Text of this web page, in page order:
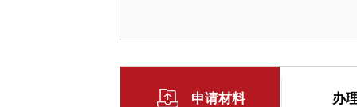
申请材料 办